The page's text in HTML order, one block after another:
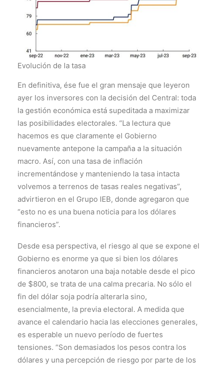
Evolución de la tasa
En definitiva, ése fue el gran mensaje que leyeron
ayer los inversores con la decisión del Central: toda
la gestión económica está supeditada a maximizar
las posibilidades electorales. “La lectura que
hacemos es que claramente el Gobierno
nuevamente antepone la campaña a la situación
macro. Así, con una tasa de inflación
incrementándose y manteniendo la tasa intacta
volvemos a terrenos de tasas reales negativas”,
advirtieron en el Grupo IEB, donde agregaron que
“esto no es una buena noticia para los dólares
financieros”.
Desde esa perspectiva, el riesgo al que se expone el
Gobierno es enorme ya que si bien los dólares
financieros anotaron una baja notable desde el pico
de $800, se trata de una calma precaria. No sólo el
fin del dólar soja podría alterarla sino,
esencialmente, la previa electoral. A medida que
avance el calendario hacia las elecciones generales,
es esperable un nuevo período de fuertes
tensiones. “Son demasiados los pesos contra los
dólares y una percepción de riesgo por parte de los